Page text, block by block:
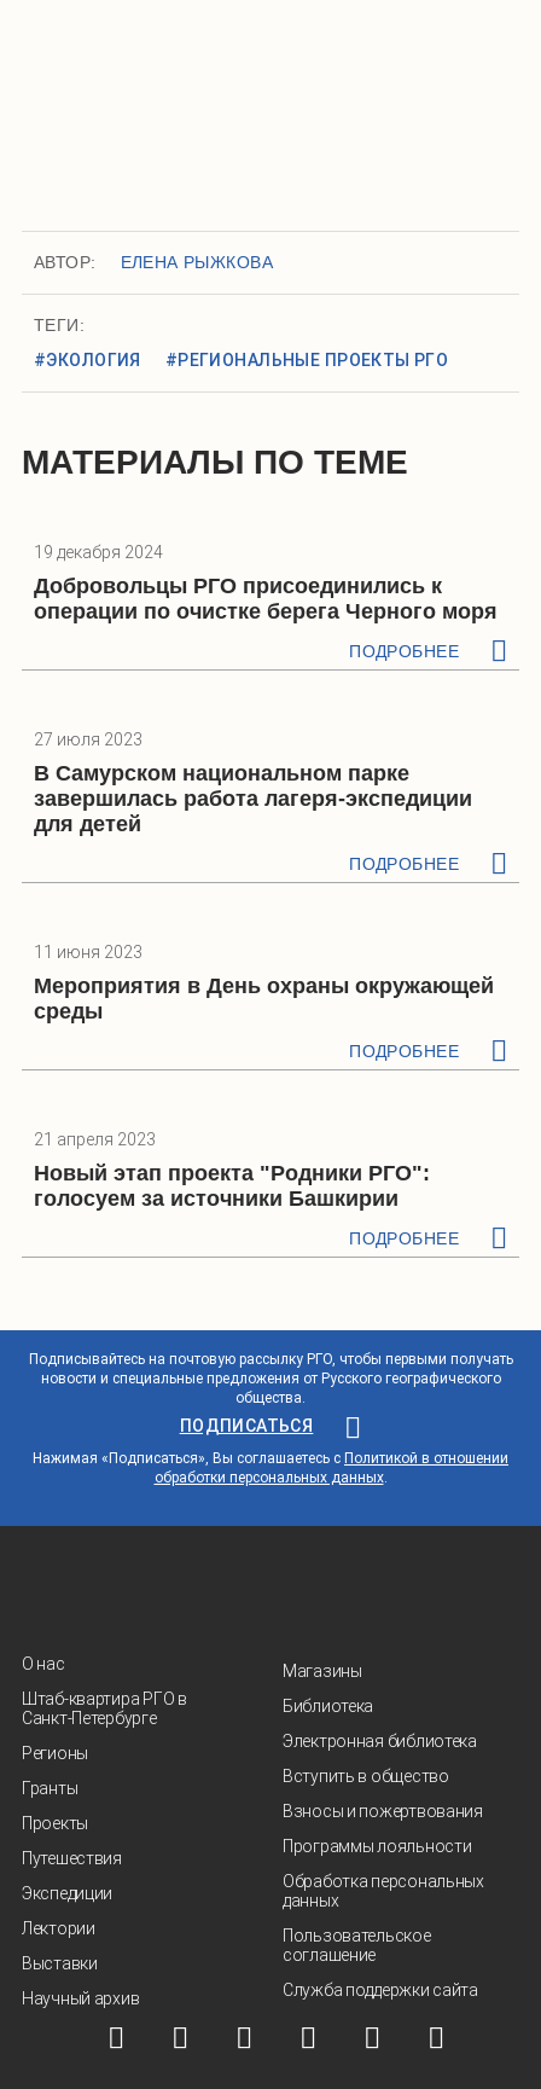
АВТОР: ЕЛЕНА РЫЖКОВА
ТЕГИ:
#ЭКОЛОГИЯ
#РЕГИОНАЛЬНЫЕ ПРОЕКТЫ РГО
МАТЕРИАЛЫ ПО ТЕМЕ
19 декабря 2024
Добровольцы РГО присоединились к
операции по очистке берега Черного моря
ПОДРОБНЕЕ
27 июля 2023
В Самурском национальном парке
завершилась работа лагеря-экспедиции
для детей
ПОДРОБНЕЕ
11 июня 2023
Мероприятия в День охраны окружающей
среды
ПОДРОБНЕЕ
21 апреля 2023
Новый этап проекта "Родники РГО":
голосуем за источники Башкирии
ПОДРОБНЕЕ
Подписывайтесь на почтовую рассылку РГО, чтобы первыми получать
новости и специальные предложения от Русского географического
общества.
ПОДПИСАТЬСЯ
Нажимая «Подписаться», Вы соглашаетесь с Политикой в отношении
обработки персональных данных.
О нас
Штаб-квартира РГО в
Санкт‑Петербурге
Регионы
Гранты
Проекты
Путешествия
Экспедиции
Лектории
Выставки
Научный архив
Магазины
Библиотека
Электронная библиотека
Вступить в общество
Взносы и пожертвования
Программы лояльности
Обработка персональных
данных
Пользовательское
соглашение
Служба поддержки сайта